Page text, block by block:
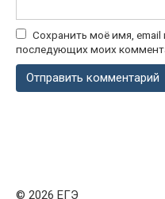
Сохранить моё имя, email
последующих моих
© 2026 ЕГЭ